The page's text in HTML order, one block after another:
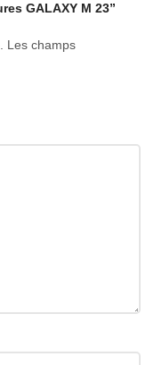
GALAXY M 23”
Les champs